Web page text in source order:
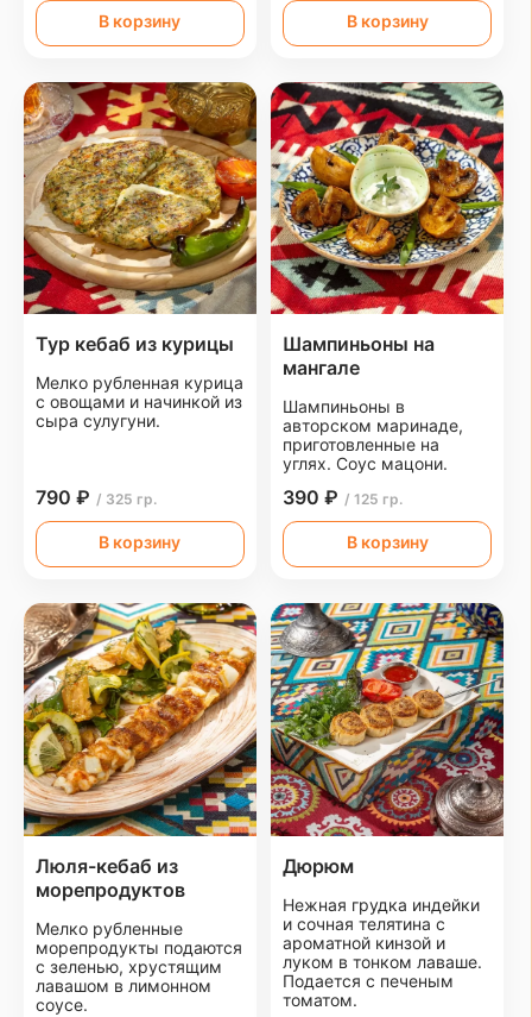
В корзину В корзину
Тур кебаб из курицы
Мелко рубленная курица
с овощами и начинкой из
сыра сулугуни.
790 ₽ / 325 гр.
В корзину
Шампиньоны на
мангале
Шампиньоны в
авторском маринаде,
приготовленные на
углях. Соус мацони.
390 ₽ / 125 гр.
В корзину
Люля-кебаб из
морепродуктов
Мелко рубленные
морепродукты подаются
с зеленью, хрустящим
лавашом в лимонном
соусе.
Дюрюм
Нежная грудка индейки
и сочная телятина с
ароматной кинзой и
луком в тонком лаваше.
Подается с печеным
томатом.